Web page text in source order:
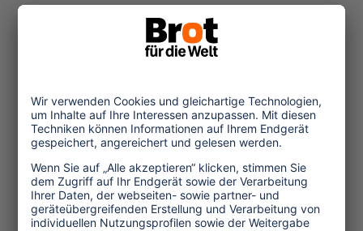
300 ausländische
Gruppentouristen
und Individualtouristen
1987: 43.000 ausländische Touristen
1989:3.600 ausländische Touristen
(Kriegsrecht im Lhasa-Tal)